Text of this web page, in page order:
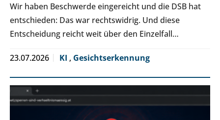
Wir haben Beschwerde eingereicht und die DSB hat
entschieden: Das war rechtswidrig. Und diese
Entscheidung reicht weit über den Einzelfall…
23.07.2026 KI , Gesichtserkennung